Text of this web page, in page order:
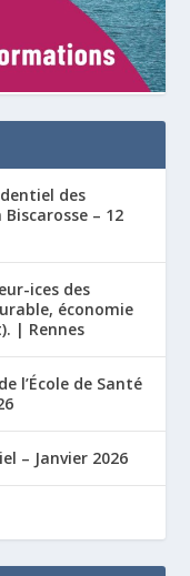
des
– 12
ices des
économie
| Rennes
l’École de Santé
– Janvier 2026